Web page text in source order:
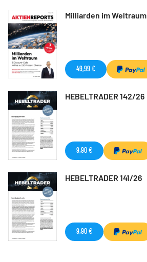
Milliarden im Weltraum
49,99 €
HEBELTRADER 142/26
9,90 €
HEBELTRADER 141/26
9,90 €